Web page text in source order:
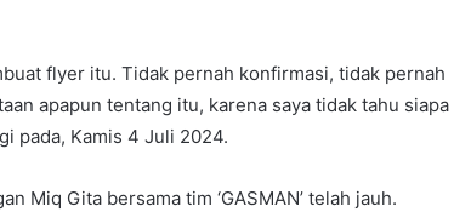
flyer itu. Tidak pernah konfirmasi, tidak pernah
apapun tentang itu, karena saya tidak tahu siapa
pada, Kamis 4 Juli 2024.
Miq Gita bersama tim ‘GASMAN’ telah jauh.